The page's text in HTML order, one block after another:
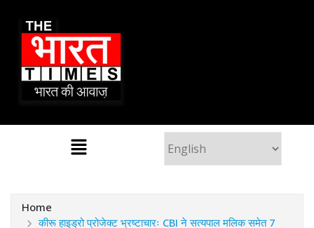
Home
कीरू हाइड्रो प्रोजेक्ट भ्रष्टाचारः CBI ने सत्यपाल मलिक समेत 7